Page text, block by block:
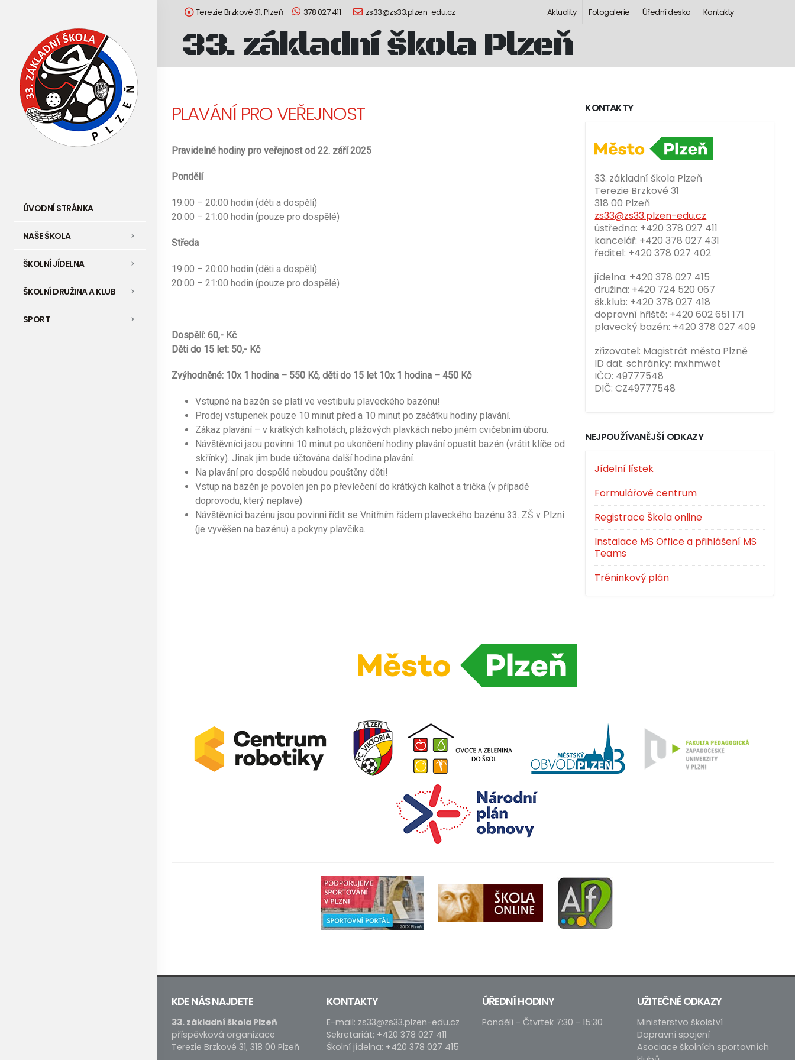
ÚVODNÍ STRÁNKA
NAŠE ŠKOLA
ŠKOLNÍ JÍDELNA
ŠKOLNÍ DRUŽINA A KLUB
SPORT
Terezie Brzkové 31, Plzeň 378 027 411 zs33@zs33.plzen-edu.cz Aktuality Fotogalerie Úřední deska Kontakty
33. základní škola Plzeň
PLAVÁNÍ PRO VEŘEJNOST
Pravidelné hodiny pro veřejnost od 22. září 2025
Pondělí
19:00 – 20:00 hodin (děti a dospělí)
20:00 – 21:00 hodin (pouze pro dospělé)
Středa
19:00 – 20:00 hodin (děti a dospělí)
20:00 – 21:00 hodin (pouze pro dospělé)
Dospělí: 60,- Kč
Děti do 15 let: 50,- Kč
Zvýhodněné: 10x 1 hodina – 550 Kč, děti do 15 let 10x 1 hodina – 450 Kč
Vstupné na bazén se platí ve vestibulu plaveckého bazénu!
Prodej vstupenek pouze 10 minut před a 10 minut po začátku hodiny plavání.
Zákaz plavání – v krátkých kalhotách, plážových plavkách nebo jiném cvičebním úboru.
Návštěvníci jsou povinni 10 minut po ukončení hodiny plavání opustit bazén (vrátit klíče od
skřínky). Jinak jim bude účtována další hodina plavání.
Na plavání pro dospělé nebudou pouštěny děti!
Vstup na bazén je povolen jen po převlečení do krátkých kalhot a trička (v případě
doprovodu, který neplave)
Návštěvníci bazénu jsou povinni řídit se Vnitřním řádem plaveckého bazénu 33. ZŠ v Plzni
(je vyvěšen na bazénu) a pokyny plavčíka.
KONTAKTY
33. základní škola Plzeň
Terezie Brzkové 31
318 00 Plzeň
zs33@zs33.plzen-edu.cz
ústředna: +420 378 027 411
kancelář: +420 378 027 431
ředitel: +420 378 027 402
jídelna: +420 378 027 415
družina: +420 724 520 067
šk.klub: +420 378 027 418
dopravní hřiště: +420 602 651 171
plavecký bazén: +420 378 027 409
zřizovatel: Magistrát města Plzně
ID dat. schránky: mxhmwet
IČO: 49777548
DIČ: CZ49777548
NEJPOUŽÍVANĚJŠÍ ODKAZY
Jídelní lístek
Formulářové centrum
Registrace Škola online
Instalace MS Office a přihlášení MS
Teams
Tréninkový plán
KDE NÁS NAJDETE
33. základní škola Plzeň
příspěvková organizace
Terezie Brzkové 31, 318 00 Plzeň
KONTAKTY
E-mail: zs33@zs33.plzen-edu.cz
Sekretariát: +420 378 027 411
Školní jídelna: +420 378 027 415
ÚŘEDNÍ HODINY
Pondělí - Čtvrtek 7:30 - 15:30
UŽITEČNÉ ODKAZY
Ministerstvo školství
Dopravní spojení
Asociace školních sportovních